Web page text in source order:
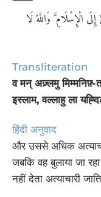
الْإِسْلَامِ ۚ وَاللَّهُ لَا
Transliteration
व मन् अज़्लमु मिम्मनिफ़्-
इस्लाम, वल्लाहु ला
हिंदी अनुवाद
और उससे अधिक
जबकि वह बुलाया जा
नहीं देता अत्याचारी